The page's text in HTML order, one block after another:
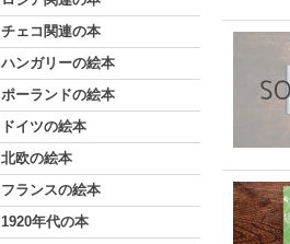
チェコ関連の本
ハンガリーの絵本
ポーランドの絵本
ドイツの絵本
北欧の絵本
フランスの絵本
1920年代の本